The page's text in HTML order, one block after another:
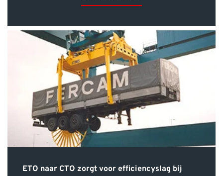
ETO naar CTO zorgt voor efficiencyslag bij
Stinis
Hoe ga je succesvol over van Engineering to Order (ETO)